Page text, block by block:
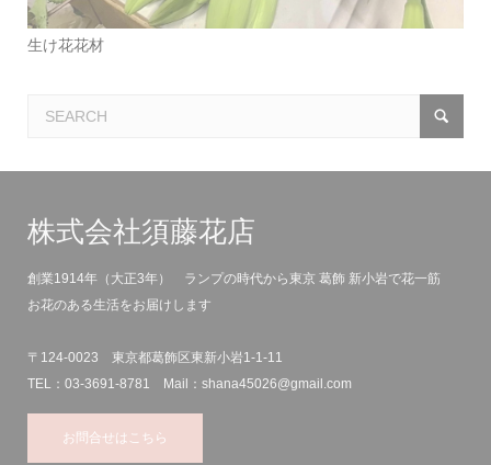
生け花花材
株式会社須藤花店
創業1914年（大正3年） ランプの時代から東京 葛飾 新小岩で花一筋
お花のある生活をお届けします
〒124-0023 東京都葛飾区東新小岩1-1-11
TEL：03-3691-8781 Mail：shana45026@gmail.com
お問合せはこちら